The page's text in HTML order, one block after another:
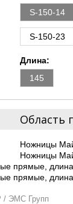
S-150-14
S-150-23
Длина:
145
Область
Ножницы
Ножницы
прямые,
прямые,
/ ЭМС Групп